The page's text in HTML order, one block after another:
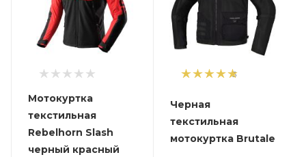
Мотокуртка
текстильная
Rebelhorn Slash
черный красный
5
Черная
текстильная
мотокуртка Brutale